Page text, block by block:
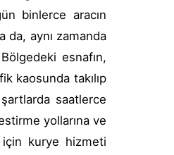
binlerce aracın
da, aynı zamanda
esnafın,
kaosunda takılıp
şartlarda saatlerce
yollarına ve
için kurye hizmeti